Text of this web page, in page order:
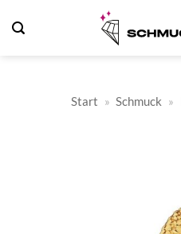
Inhalt
Start » Schmuck »